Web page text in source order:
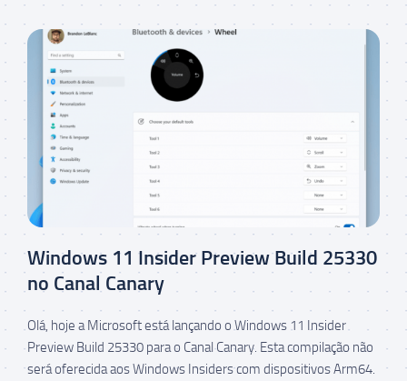
Windows 11 Insider Preview Build 25330
no Canal Canary
Olá, hoje a Microsoft está lançando o Windows 11 Insider
Preview Build 25330 para o Canal Canary. Esta compilação não
será oferecida aos Windows Insiders com dispositivos Arm64.